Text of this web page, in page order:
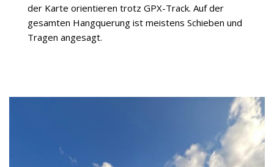
der Karte orientieren trotz GPX-Track. Auf der
gesamten Hangquerung ist meistens Schieben und
Tragen angesagt.